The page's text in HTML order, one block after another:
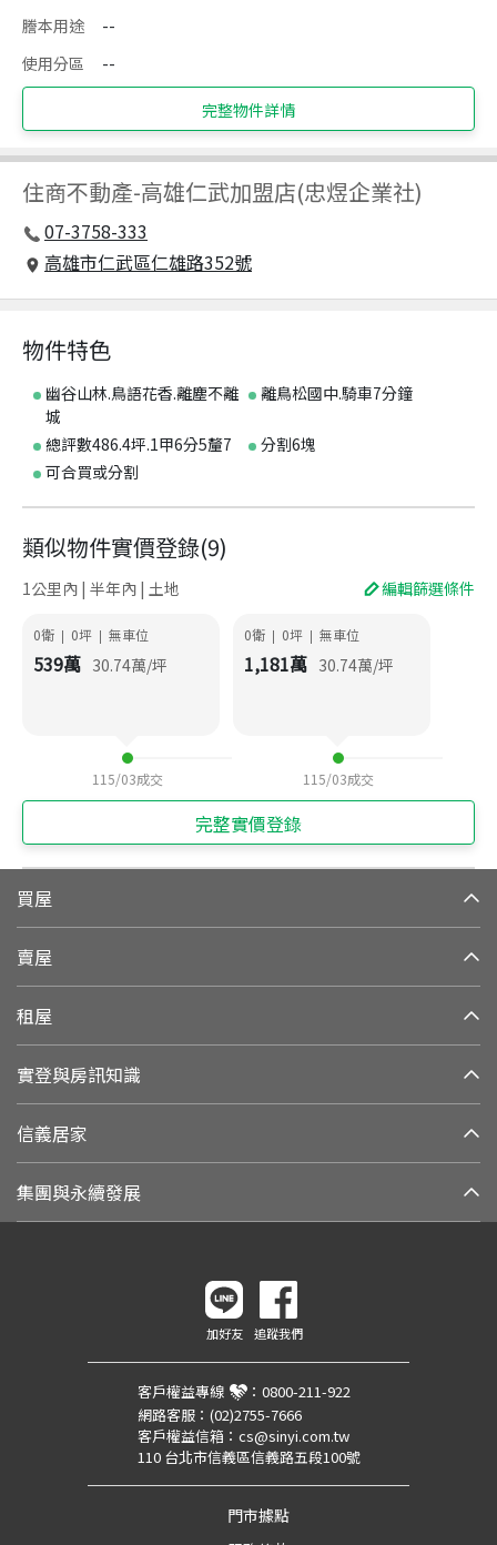
謄本用途
--
使用分區
--
完整物件詳情
住商不動產-高雄仁武加盟店(忠煜企業社)
07-3758-333
高雄市仁武區仁雄路352號
物件特色
幽谷山林.鳥語花香.離塵不離
城
離鳥松國中.騎車7分鐘
總評數486.4坪.1甲6分5釐7
分割6塊
可合買或分割
類似物件實價登錄(9)
1公里內 | 半年內 | 土地 編輯篩選條件
0衛 | 0坪 | 無車位
539萬 30.74萬/坪
115/03成交
0衛 | 0坪 | 無車位
1,181萬 30.74萬/坪
115/03成交
完整實價登錄
買屋
賣屋
租屋
實登與房訊知識
信義居家
集團與永續發展
加好友 追蹤我們
客戶權益專線 ： 0800-211-922
網路客服： (02)2755-7666
客戶權益信箱： cs@sinyi.com.tw
110 台北市信義區信義路五段100號
門市據點